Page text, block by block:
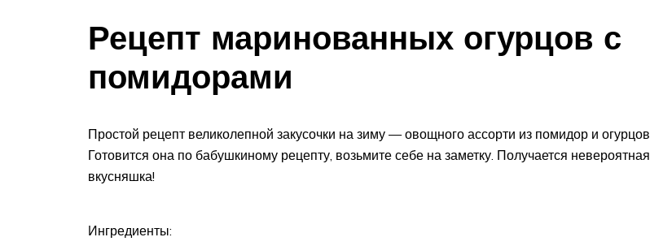
Рецепт маринованных огурцов с
помидорами
Простой рецепт великолепной закусочки на зиму — овощного ассорти из помидор и огурцов.
Готовится она по бабушкиному рецепту, возьмите себе на заметку. Получается невероятная
вкусняшка!
Ингредиенты: